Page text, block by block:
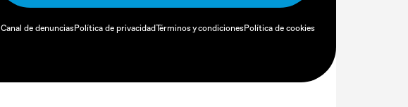
Canal de denunciasPolítica de privacidadTérminos y condicionesPolítica de cookies